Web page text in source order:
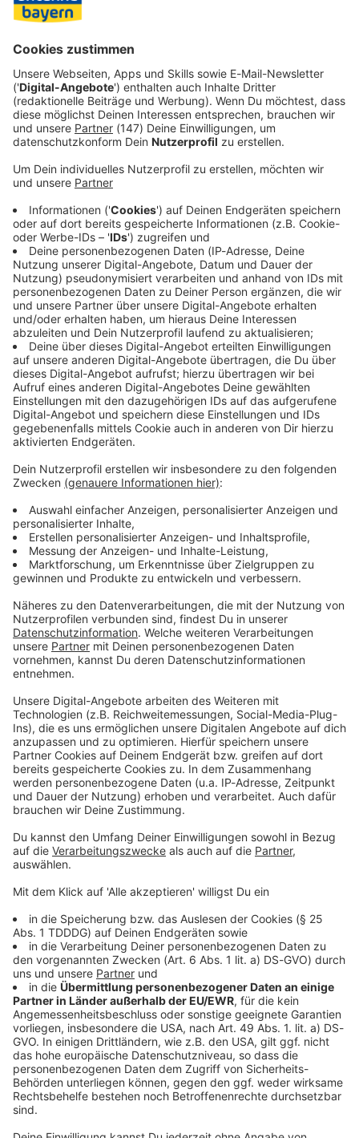
130.000 Euro aus. Das umfasse sowohl die Schäden an
den beiden Autos als auch die Beschädigungen an der
Leitplanke und dem Grünstreifen, hieß es. Warum die Frau
unklar. Die Bundesstraße war für mehrere Stunden
gesperrt.
Immer auf dem Laufenden
Verpass' nichts mehr - mit unserem kostenlosen
ANTENNE BAYERN Newsletter. Ob Nachrichten,
Lifestyle oder unsere neuesten Aktionen - wir
informieren dich.
Zum Newsletter anmelden
Du möchtest uns etwas sagen?
Studio Hotline
Kontaktformular
© dpa-infocom, dpa:260627-930-293187/1
DAS KÖNNTE DICH AUCH INTERESSIEREN
Bayern